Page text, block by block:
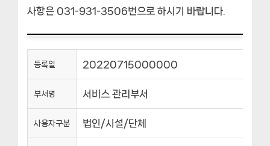
사항은 031-931-3506번으로 하시기 바랍니다.
등록일 20220715000000
부서명 서비스 관리부서
사용자구분 법인/시설/단체